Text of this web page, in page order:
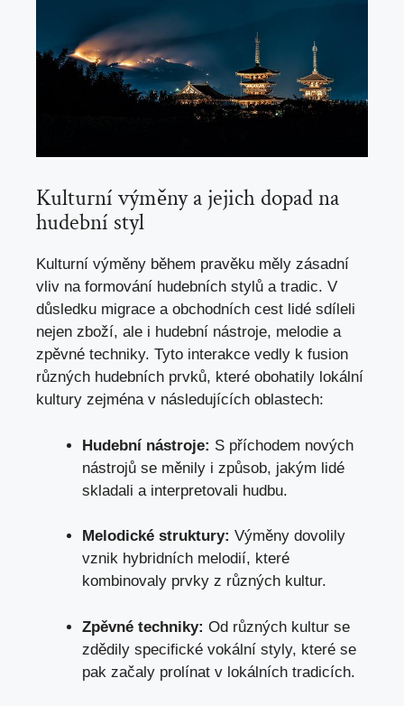
Kulturní výměny a jejich dopad na
hudební styl
Kulturní výměny během pravěku měly zásadní
vliv‌ na formování hudebních stylů a⁢ tradic. V ​
důsledku migrace a obchodních cest lidé ‌sdíleli
nejen zboží, ale ⁣i hudební nástroje, melodie a
zpěvné techniky. Tyto ‍interakce vedly k ⁣fusion
různých hudebních prvků, ​které obohatily lokální
kultury zejména v následujících ⁤oblastech:
Hudební⁢ nástroje: S příchodem nových‍
nástrojů se měnily i způsob, jakým lidé
skladali a interpretovali hudbu.
Melodické struktury: Výměny dovolily
vznik hybridních melodií, které
kombinovaly prvky z ​různých⁢ kultur.
Zpěvné‌ techniky: Od různých kultur se
zdědily‌ specifické vokální styly, které se
pak začaly prolínat v lokálních tradicích.